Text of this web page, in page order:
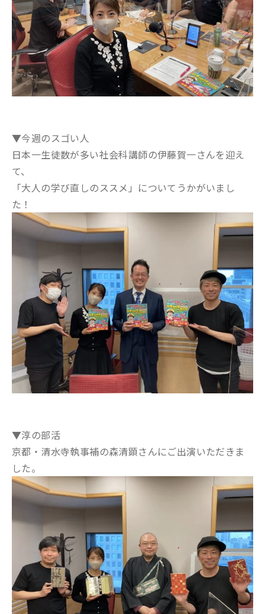
▼今週のスゴい人
日本一生徒数が多い社会科講師の伊藤賀一さんを迎え
て、
「大人の学び直しのススメ」についてうかがいまし
た！
▼淳の部活
京都・清水寺執事補の森清顕さんにご出演いただきま
した。